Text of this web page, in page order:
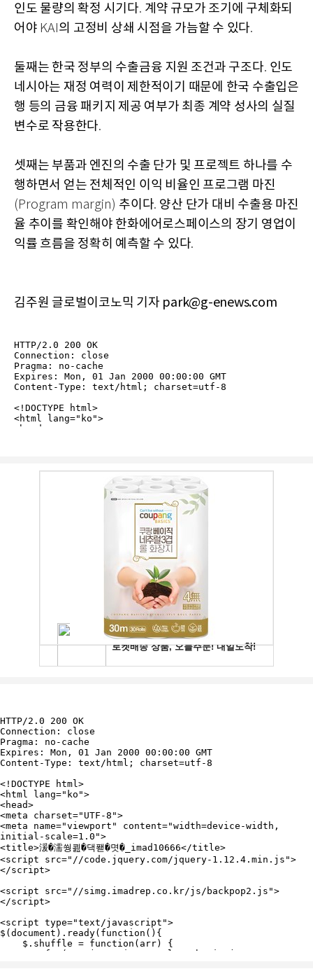
인도 물량의 확정 시기다. 계약 규모가 조기에 구체화되
어야 KAI 의 고정비 상쇄 시점을 가늠할 수 있다.
둘째는 한국 정부의 수출금융 지원 조건과 구조다. 인도
네시아는 재정 여력이 제한적이기 때문에 한국 수출입은
행 등의 금융 패키지 제공 여부가 최종 계약 성사의 실질
변수로 작용한다.
셋째는 부품과 엔진의 수출 단가 및 프로젝트 하나를 수
행하면서 얻는 전체적인 이익 비율인 프로그램 마진
(Program margin) 추이다. 양산 단가 대비 수출용 마진
율 추이를 확인해야 한화에어로스페이스의 장기 영업이
익률 흐름을 정확히 예측할 수 있다.
김주원 글로벌이코노믹 기자 park@g-enews.com